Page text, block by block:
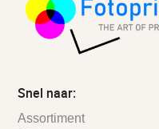
Snel naar:
Assortiment